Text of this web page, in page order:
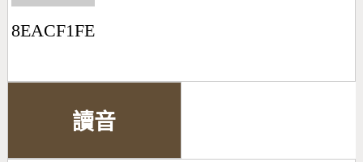
8EACF1FE
讀音